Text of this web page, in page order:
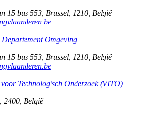
15 bus 553 Brussel 1210 België
Omgeving
15 bus 553 Brussel 1210 België
Technologisch Onderzoek (VITO)
2400 België